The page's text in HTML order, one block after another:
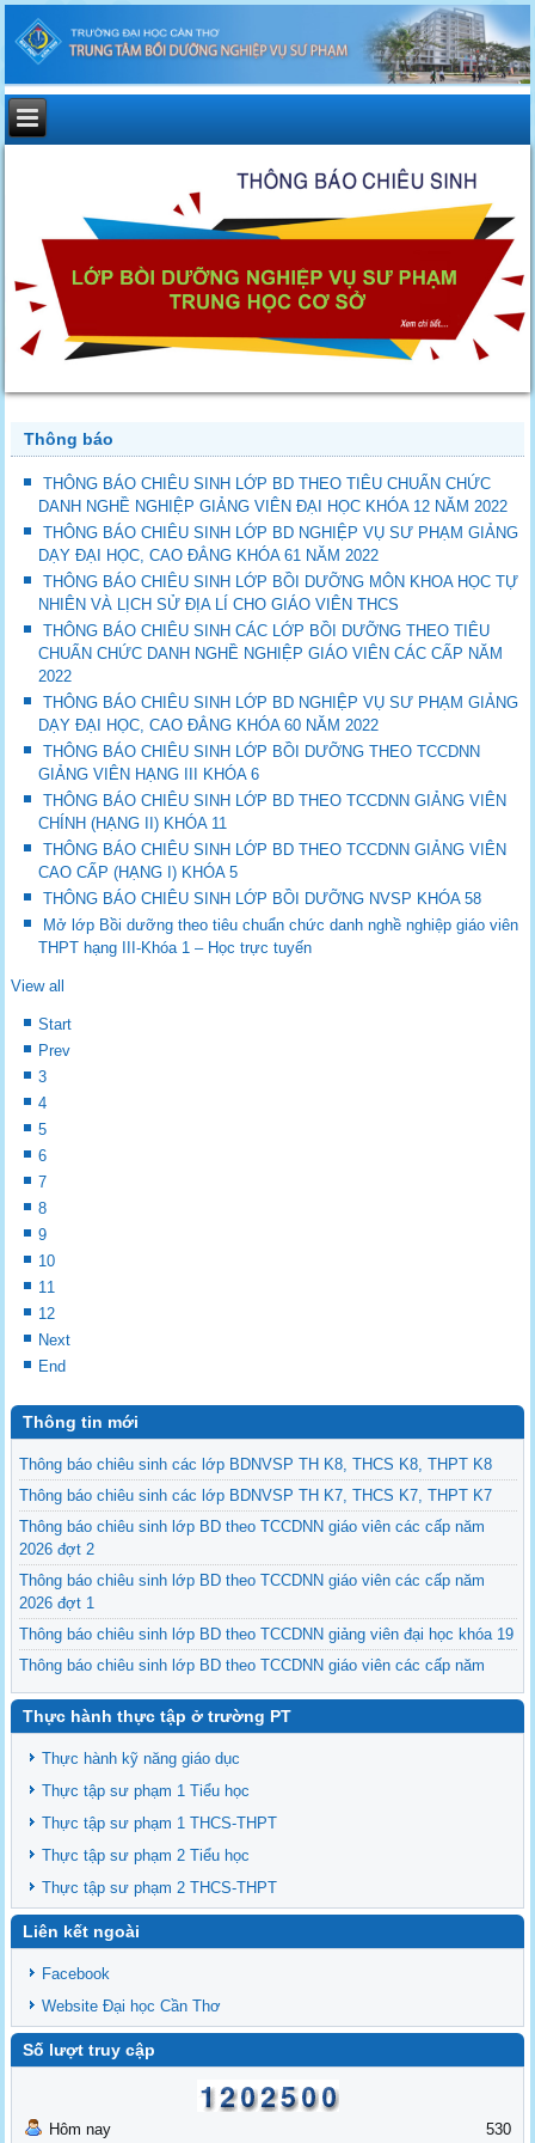
Thông báo
THÔNG BÁO CHIÊU SINH LỚP BD THEO TIÊU CHUẨN CHỨC
DANH NGHỀ NGHIỆP GIẢNG VIÊN ĐẠI HỌC KHÓA 12 NĂM 2022
THÔNG BÁO CHIÊU SINH LỚP BD NGHIỆP VỤ SƯ PHẠM GIẢNG
DẠY ĐẠI HỌC, CAO ĐẲNG KHÓA 61 NĂM 2022
THÔNG BÁO CHIÊU SINH LỚP BỒI DƯỠNG MÔN KHOA HỌC TỰ
NHIÊN VÀ LỊCH SỬ ĐỊA LÍ CHO GIÁO VIÊN THCS
THÔNG BÁO CHIÊU SINH CÁC LỚP BỒI DƯỠNG THEO TIÊU
CHUẨN CHỨC DANH NGHỀ NGHIỆP GIÁO VIÊN CÁC CẤP NĂM
2022
THÔNG BÁO CHIÊU SINH LỚP BD NGHIỆP VỤ SƯ PHẠM GIẢNG
DẠY ĐẠI HỌC, CAO ĐẲNG KHÓA 60 NĂM 2022
THÔNG BÁO CHIÊU SINH LỚP BỒI DƯỠNG THEO TCCDNN
GIẢNG VIÊN HẠNG III KHÓA 6
THÔNG BÁO CHIÊU SINH LỚP BD THEO TCCDNN GIẢNG VIÊN
CHÍNH (HẠNG II) KHÓA 11
THÔNG BÁO CHIÊU SINH LỚP BD THEO TCCDNN GIẢNG VIÊN
CAO CẤP (HẠNG I) KHÓA 5
THÔNG BÁO CHIÊU SINH LỚP BỒI DƯỠNG NVSP KHÓA 58
Mở lớp Bồi dưỡng theo tiêu chuẩn chức danh nghề nghiệp giáo viên
THPT hạng III-Khóa 1 – Học trực tuyến
View all
Start
Prev
3
4
5
6
7
8
9
10
11
12
Next
End
Thông tin mới
Thông báo chiêu sinh các lớp BDNVSP TH K8, THCS K8, THPT K8
Thông báo chiêu sinh các lớp BDNVSP TH K7, THCS K7, THPT K7
Thông báo chiêu sinh lớp BD theo TCCDNN giáo viên các cấp năm
2026 đợt 2
Thông báo chiêu sinh lớp BD theo TCCDNN giáo viên các cấp năm
2026 đợt 1
Thông báo chiêu sinh lớp BD theo TCCDNN giảng viên đại học khóa 19
Thông báo chiêu sinh lớp BD theo TCCDNN giáo viên các cấp năm
Thông báo chiêu sinh các lớp BDNVSP TH K6, THCS K6, THPT K6
Thông báo chiêu sinh lớp BD NVSP cấp chứng nhận khóa 4 năm 2025
Thông báo chiêu sinh lớp BD NVSP dạy đại học, cao đẳng, trung cấp
cấp chứng nhận khóa 03
Thông báo tổng khai giảng các lớp BDNVSP TH K5, THCS K5, THPT
K5
Thực hành thực tập ở trường PT
Thực hành kỹ năng giáo dục
Thực tập sư phạm 1 Tiểu học
Thực tập sư phạm 1 THCS-THPT
Thực tập sư phạm 2 Tiểu học
Thực tập sư phạm 2 THCS-THPT
Liên kết ngoài
Facebook
Website Đại học Cần Thơ
Số lượt truy cập
Hôm nay 530